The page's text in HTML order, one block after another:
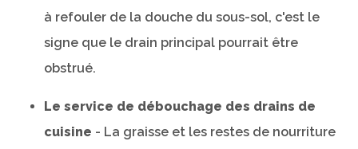
à refouler de la douche du sous-sol, c'est le
signe que le drain principal pourrait être
obstrué.
Le service de débouchage des drains de
cuisine - La graisse et les restes de nourriture